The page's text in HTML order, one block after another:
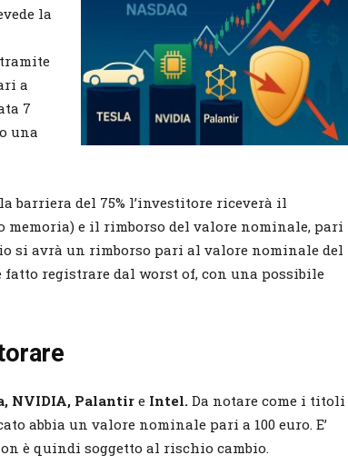
la
a
7
una
barriera del 75% l’investitore riceverà il
memoria) e il rimborso del valore nominale, pari
si avrà un rimborso pari al valore nominale del
registrare dal worst of, con una possibile
NVIDIA, Palantire Intel. Da notare come i titoli
abbia un valore nominale pari a 100 euro. E’
è quindi soggetto al rischio cambio.